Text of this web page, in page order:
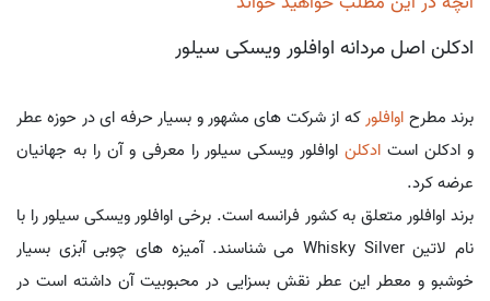
ادکلن اصل مردانه اوافلور ویسکی سیلور
برند مطرح اوافلور که از شرکت های مشهور و بسیار حرفه ای در حوزه عطر
و ادکلن است ادکلناوافلور ویسکی سیلور را معرفی و آن را به جهانیان
عرضه کرد.
برند اوافلور متعلق به کشور فرانسه است. برخی اوافلور ویسکی سیلور را با
نام لاتین Whisky Silver می شناسند. آمیزه های چوبی آبزی بسیار
خوشبو و معطر این عطر نقش بسزایی در محبوبیت آن داشته است در